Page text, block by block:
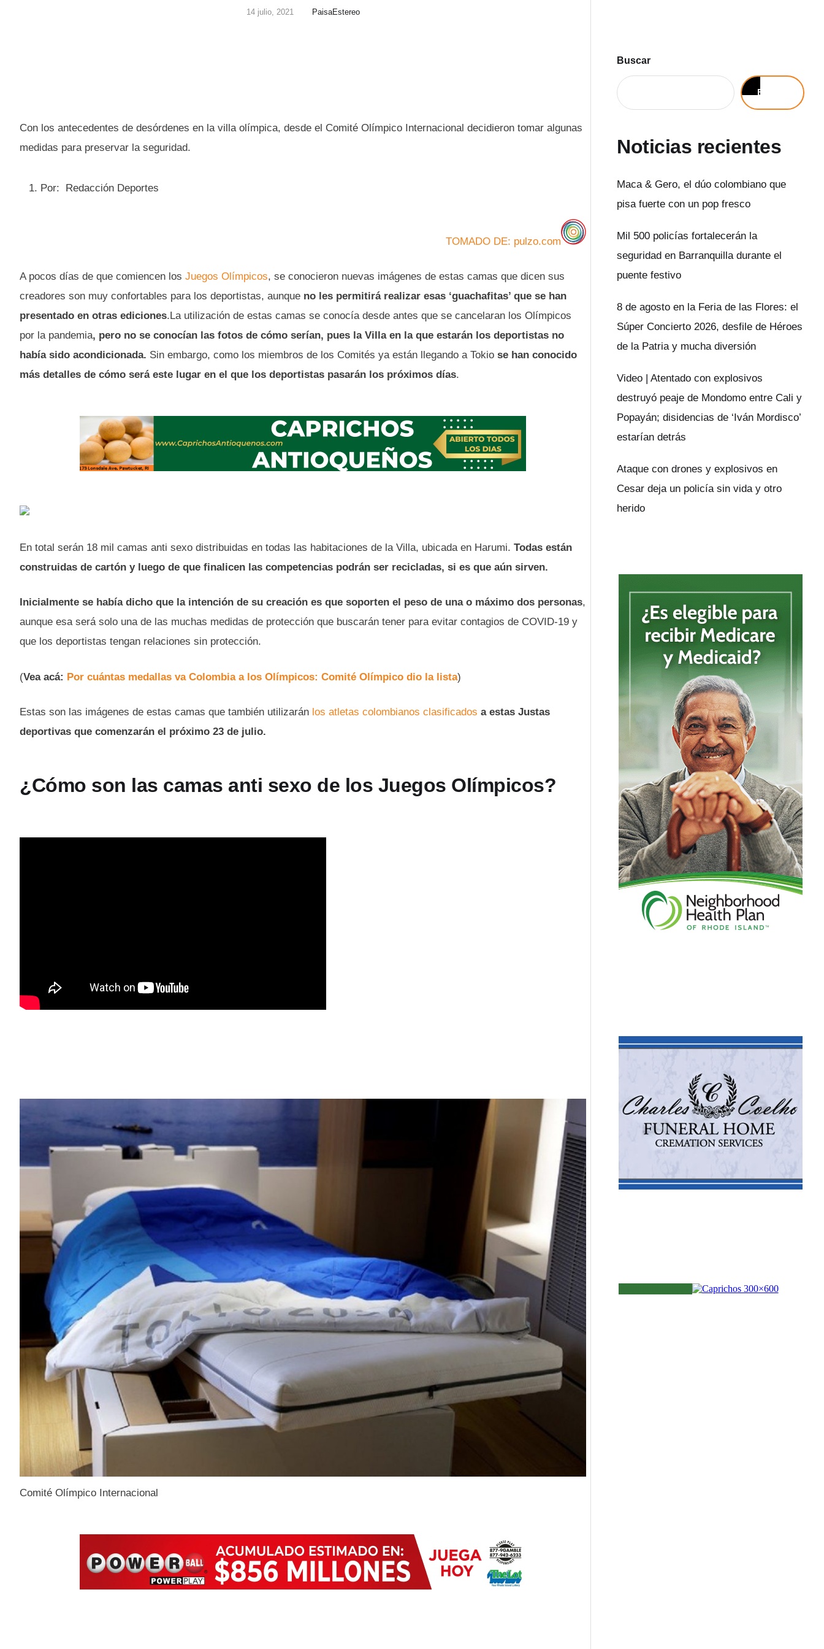
14 julio, 2021 PaisaEstereo
Con los antecedentes de desórdenes en la villa olímpica, desde el Comité Olímpico Internacional decidieron tomar algunas
medidas para preservar la seguridad.
Por: Redacción Deportes
TOMADO DE: pulzo.com
A pocos días de que comiencen los Juegos Olímpicos, se conocieron nuevas imágenes de estas camas que dicen sus
creadores son muy confortables para los deportistas, aunque no les permitirá realizar esas ‘guachafitas’ que se han
presentado en otras ediciones.La utilización de estas camas se conocía desde antes que se cancelaran los Olímpicos
por la pandemia, pero no se conocían las fotos de cómo serían, pues la Villa en la que estarán los deportistas no
había sido acondicionada. Sin embargo, como los miembros de los Comités ya están llegando a Tokio se han conocido
más detalles de cómo será este lugar en el que los deportistas pasarán los próximos días.
En total serán 18 mil camas anti sexo distribuidas en todas las habitaciones de la Villa, ubicada en Harumi. Todas están
construidas de cartón y luego de que finalicen las competencias podrán ser recicladas, si es que aún sirven.
Inicialmente se había dicho que la intención de su creación es que soporten el peso de una o máximo dos personas,
aunque esa será solo una de las muchas medidas de protección que buscarán tener para evitar contagios de COVID-19 y
que los deportistas tengan relaciones sin protección.
(Vea acá: Por cuántas medallas va Colombia a los Olímpicos: Comité Olímpico dio la lista)
Estas son las imágenes de estas camas que también utilizarán los atletas colombianos clasificados a estas Justas
deportivas que comenzarán el próximo 23 de julio.
¿Cómo son las camas anti sexo de los Juegos Olímpicos?
Comité Olímpico Internacional
Buscar
Buscar
Noticias recientes
Maca & Gero, el dúo colombiano que
pisa fuerte con un pop fresco
Mil 500 policías fortalecerán la
seguridad en Barranquilla durante el
puente festivo
8 de agosto en la Feria de las Flores: el
Súper Concierto 2026, desfile de Héroes
de la Patria y mucha diversión
Video | Atentado con explosivos
destruyó peaje de Mondomo entre Cali y
Popayán; disidencias de ‘Iván Mordisco’
estarían detrás
Ataque con drones y explosivos en
Cesar deja un policía sin vida y otro
herido